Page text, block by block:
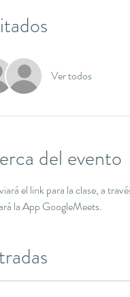
Ver todos
del evento
el link para la clase, a
la App GoogleMeets.